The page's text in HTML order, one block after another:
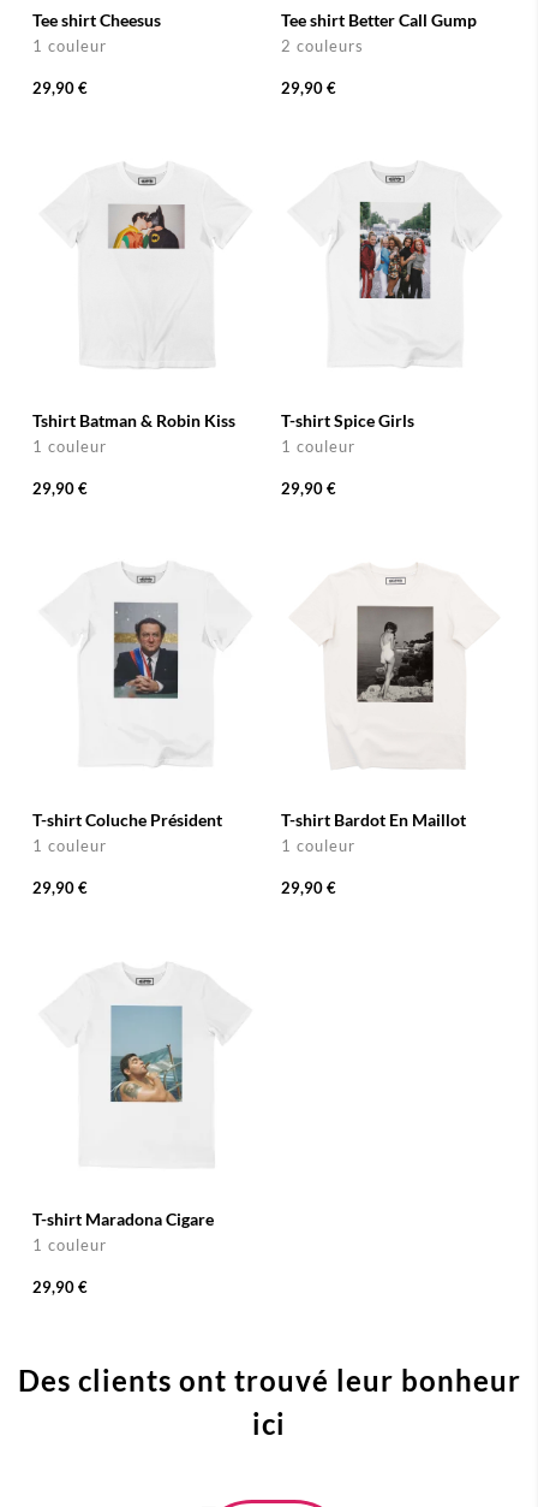
Tee shirt Cheesus
1 couleur
29,90 €
Tee shirt Better Call Gump
2 couleurs
29,90 €
Tshirt Batman & Robin Kiss
1 couleur
29,90 €
T-shirt Spice Girls
1 couleur
29,90 €
T-shirt Coluche Président
1 couleur
29,90 €
T-shirt Bardot En Maillot
1 couleur
29,90 €
T-shirt Maradona Cigare
1 couleur
29,90 €
Des clients ont trouvé leur bonheur
ici